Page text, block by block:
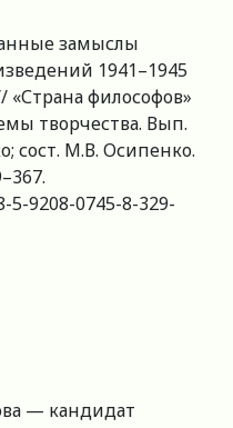
замыслы
1941–1945
«Страна философов»
творчества. Вып.
сост. М.В. Осипенко.
5-9208-0745-8-329-
— кандидат